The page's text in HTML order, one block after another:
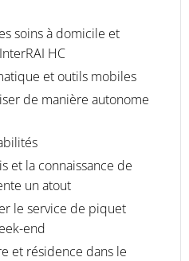
soins à domicile et
HC
et outils mobiles
de manière autonome
et la connaissance de
un atout
le service de piquet
end
et résidence dans le